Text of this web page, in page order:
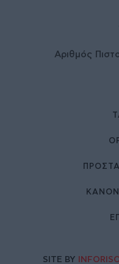
Αριθμός
SITE BY